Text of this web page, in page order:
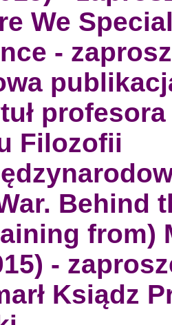
We
-
Filozofii
Behind
from)
-
Ksiądz